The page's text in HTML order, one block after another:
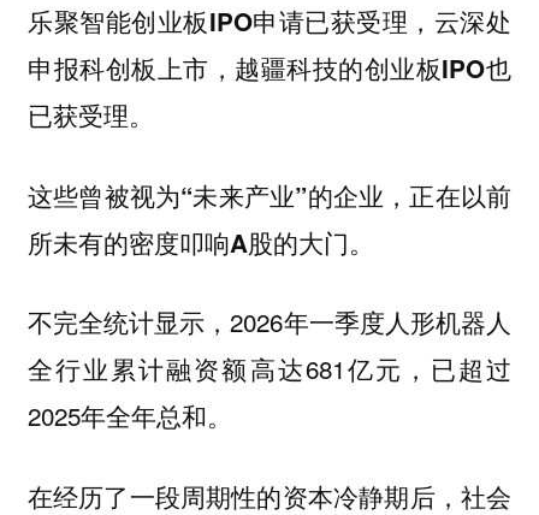
乐聚智能创业板IPO申请已获受理，云深处
申报科创板上市，越疆科技的创业板IPO也
已获受理。
这些曾被视为“未来产业”的企业，正在以前
所未有的密度叩响A股的大门。
不完全统计显示，2026年一季度人形机器人
全行业累计融资额高达681亿元，已超过
2025年全年总和。
在经历了一段周期性的资本冷静期后，社会